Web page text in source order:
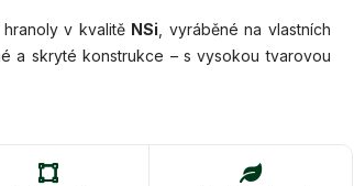
v kvalitě NSi , vyráběné na vlastních
a skryté konstrukce – s vysokou tvarovou